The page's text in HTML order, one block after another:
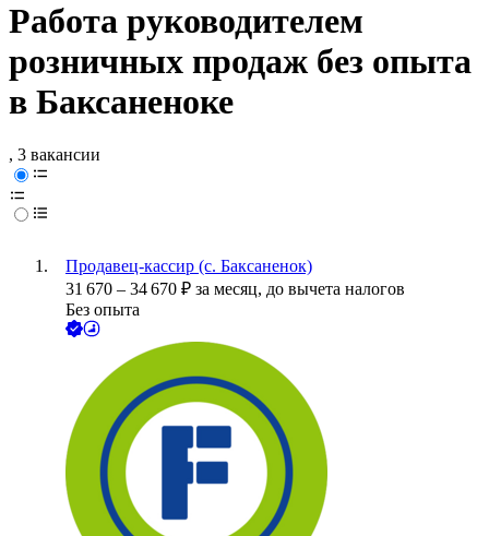
Работа руководителем
розничных продаж без опыта
в Баксаненоке
, 3 вакансии
Продавец-кассир (с. Баксаненок)
31 670 – 34 670 ₽ за месяц, до вычета налогов
Без опыта